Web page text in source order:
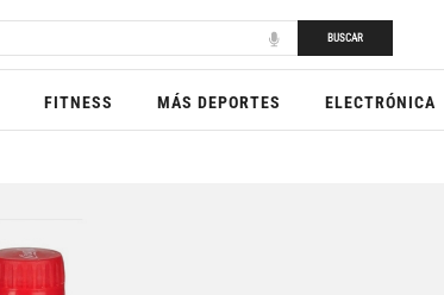
BUSCAR
FITNESS MÁS DEPORTES ELECTRÓNICA